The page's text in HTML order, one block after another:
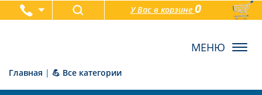
У Вас в корзине0
товаров
Главная | 💪 Все категории